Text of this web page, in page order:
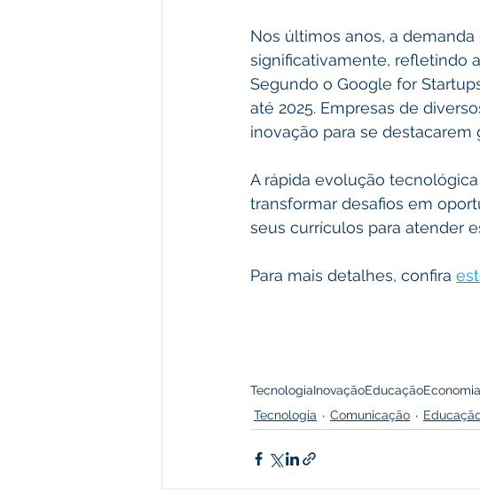
Nos últimos anos, a
significativamente, refletindo
Segundo o Google for
até 2025. Empresas de
inovação para se destacarem
A rápida evolução
transformar desafios em
seus currículos para atender
Para mais detalhes, confira
TecnologiaInovaçãoEducaçãoEconomia
Tecnologia
Comunicação